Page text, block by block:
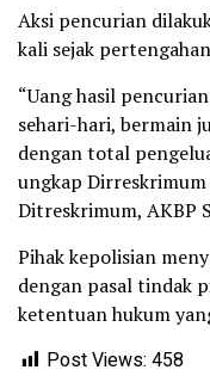
Aksi pencurian
kali sejak
“Uang hasil
sehari-hari, bermain
dengan total
ungkap
Ditreskrimum, AKBP
Pihak kepolisian
dengan pasal tindak
ketentuan hukum
Post Views: 458